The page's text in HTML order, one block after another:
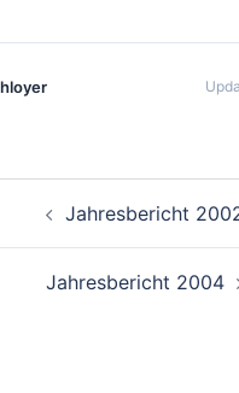
Jahresbericht
Jahresbericht 2004